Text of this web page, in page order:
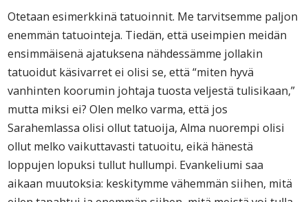
Otetaan esimerkkinä tatuoinnit. Me tarvitsemme paljon
enemmän tatuointeja. Tiedän, että useimpien meidän
ensimmäisenä ajatuksena nähdessämme jollakin
tatuoidut käsivarret ei olisi se, että “miten hyvä
vanhinten koorumin johtaja tuosta veljestä tulisikaan,”
mutta miksi ei? Olen melko varma, että jos
Sarahemlassa olisi ollut tatuoija, Alma nuorempi olisi
ollut melko vaikuttavasti tatuoitu, eikä hänestä
loppujen lopuksi tullut hullumpi. Evankeliumi saa
aikaan muutoksia: keskitymme vähemmän siihen, mitä